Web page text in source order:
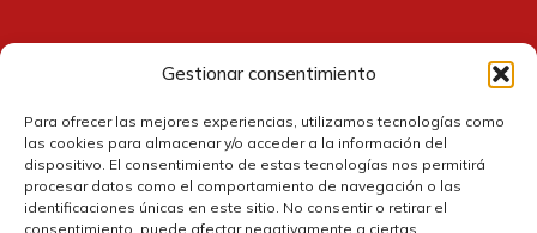
Gestionar consentimiento
Para ofrecer las mejores experiencias, utilizamos tecnologías como
las cookies para almacenar y/o acceder a la información del
dispositivo. El consentimiento de estas tecnologías nos permitirá
procesar datos como el comportamiento de navegación o las
identificaciones únicas en este sitio. No consentir o retirar el
consentimiento, puede afectar negativamente a ciertas
Contacto